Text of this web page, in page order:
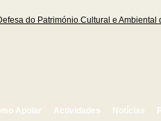
Apoiar Actividades Notícias